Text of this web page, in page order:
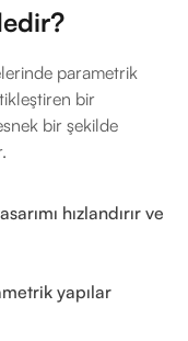
parametrik
bir
esnek bir şekilde
hızlandırır ve
yapılar